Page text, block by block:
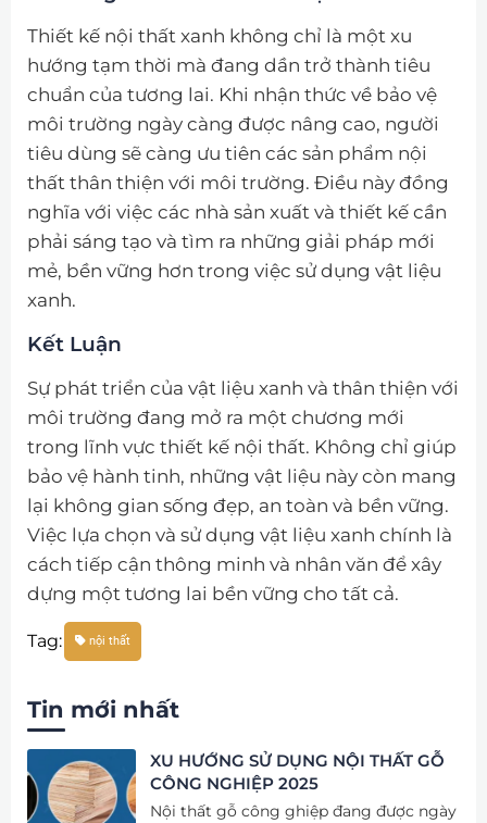
Thiết kế nội thất xanh không chỉ là một xu
hướng tạm thời mà đang dần trở thành tiêu
chuẩn của tương lai. Khi nhận thức về bảo vệ
môi trường ngày càng được nâng cao, người
tiêu dùng sẽ càng ưu tiên các sản phẩm nội
thất thân thiện với môi trường. Điều này đồng
nghĩa với việc các nhà sản xuất và thiết kế cần
phải sáng tạo và tìm ra những giải pháp mới
mẻ, bền vững hơn trong việc sử dụng vật liệu
xanh.
Kết Luận
Sự phát triển của vật liệu xanh và thân thiện với
môi trường đang mở ra một chương mới
trong lĩnh vực thiết kế nội thất. Không chỉ giúp
bảo vệ hành tinh, những vật liệu này còn mang
lại không gian sống đẹp, an toàn và bền vững.
Việc lựa chọn và sử dụng vật liệu xanh chính là
cách tiếp cận thông minh và nhân văn để xây
dựng một tương lai bền vững cho tất cả.
Tag: nội thất
Tin mới nhất
XU HƯỚNG SỬ DỤNG NỘI THẤT GỖ
CÔNG NGHIỆP 2025
Nội thất gỗ công ghiệp đang được ngày